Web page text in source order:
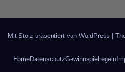
Mit Stolz präsentiert von WordPress
HomeDatenschutzGewinnspielregeln